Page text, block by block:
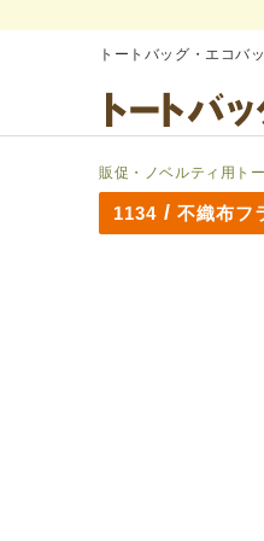
トートバッグ・エコバ
販促・ノベルティ用ト
1134/不織布フ